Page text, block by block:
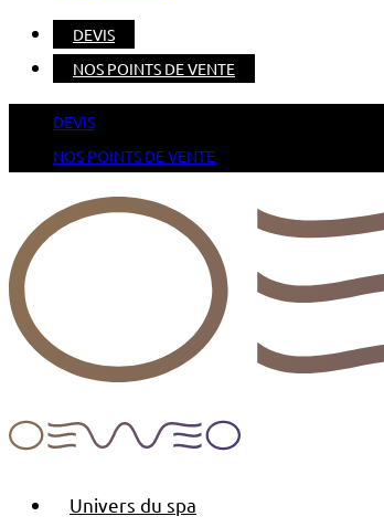
DEVIS
NOS POINTS DE VENTE
DEVIS
NOS POINTS DE VENTE
Univers du spa